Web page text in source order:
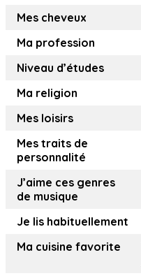
Mes cheveux
Ma profession
Niveau d’études
Ma religion
Mes loisirs
Mes traits de
personnalité
J’aime ces genres
de musique
Je lis habituellement
Ma cuisine favorite